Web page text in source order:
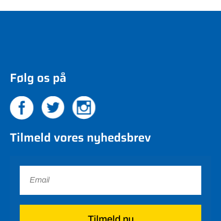
Følg os på
Tilmeld vores nyhedsbrev